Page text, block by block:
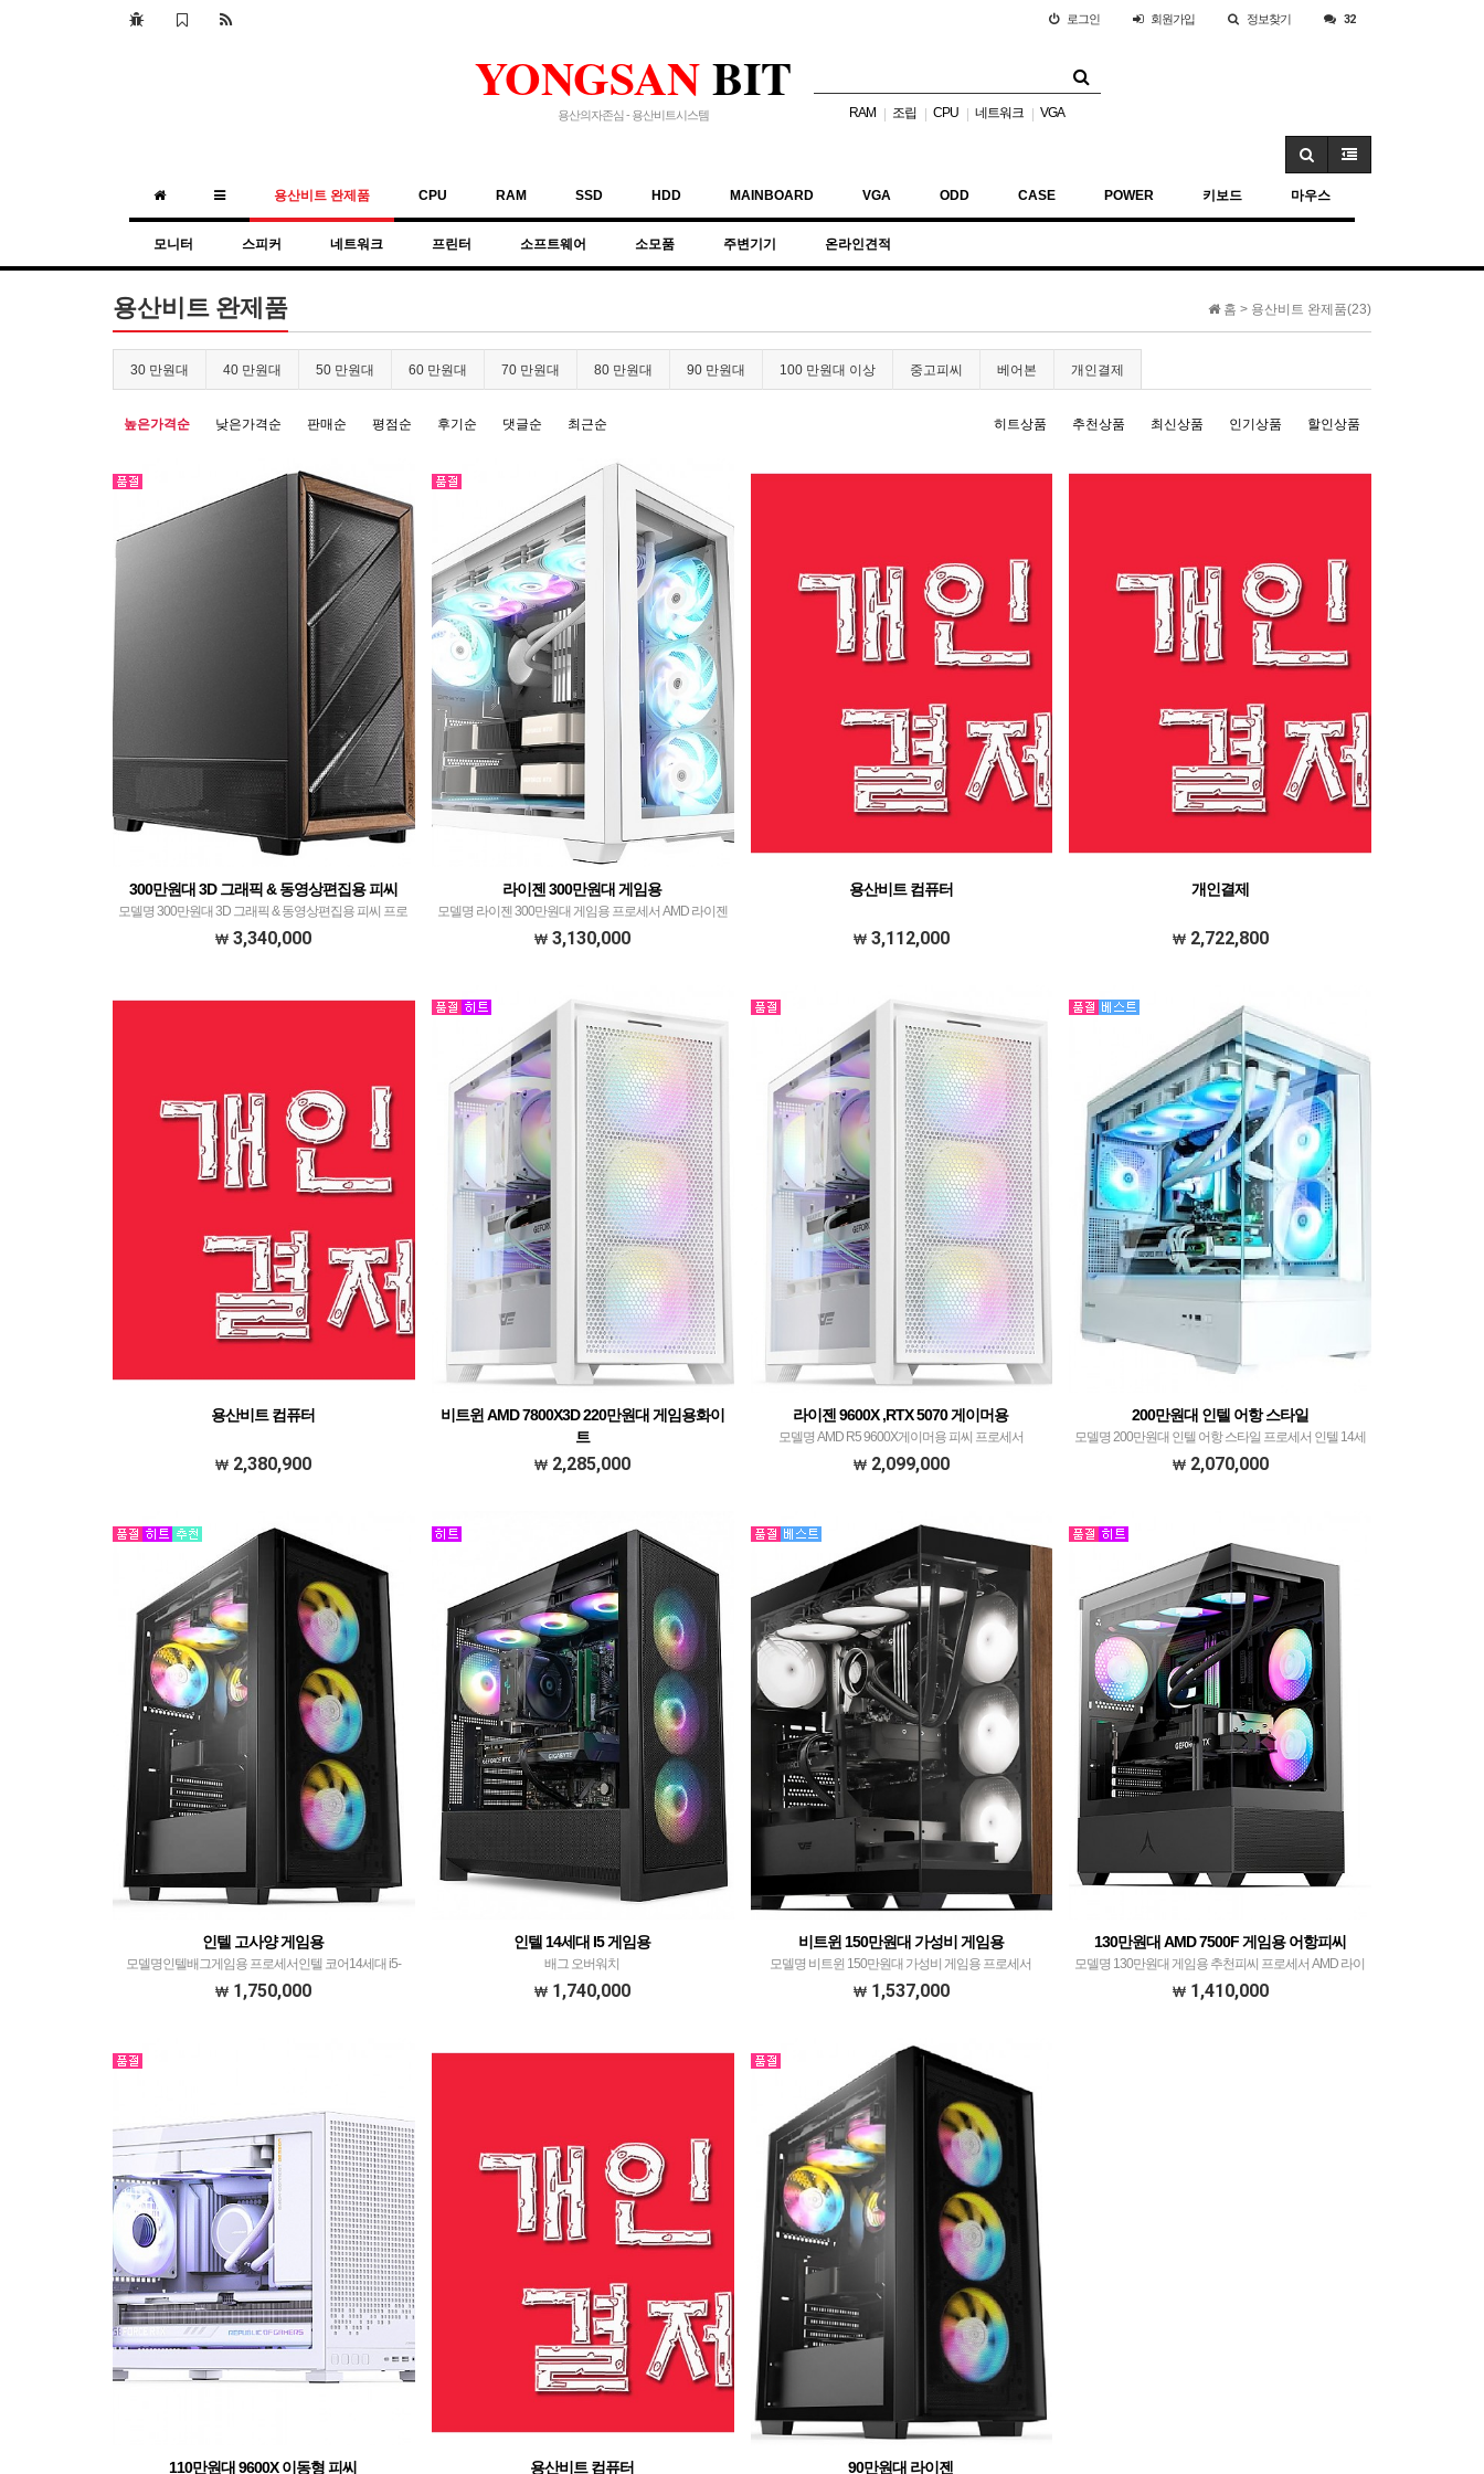
로그인 회원가입 정보찾기 32
YONGSANBIT
용산의자존심 - 용산비트시스템 RAM | 조립 | CPU | 네트워크 | VGA
용산비트 완제품 CPU RAM SSD HDD MAINBOARD VGA ODD CASE POWER 키보드 마우스
모니터 스피커 네트워크 프린터 소프트웨어 소모품 주변기기 온라인견적
홈 > 용산비트 완제품(23)
용산비트 완제품
30 만원대 40 만원대 50 만원대 60 만원대 70 만원대 80 만원대 90 만원대 100 만원대 이상 중고피씨 베어본 개인결제
높은가격순 낮은가격순 판매순 평점순 후기순 댓글순 최근순 히트상품 추천상품 최신상품 인기상품 할인상품
300만원대 3D 그래픽 & 동영상편집용 피씨
모델명 300만원대 3D 그래픽 & 동영상편집용 피씨​ 프로
세서 인텔 코어14세대 정품 i7-14700K with 발키리
3,340,000
라이젠 300만원대 게임용
모델명 라이젠 300만원대 게임용 프로세서 AMD 라이젠
R7 7800X3D WITH 발키리 A360 ARGB H화이트​​ 메모리
3,130,000
용산비트 컴퓨터
3,112,000
개인결제
2,722,800
용산비트 컴퓨터
2,380,900
비트윈 AMD 7800X3D 220만원대 게임용화이
트
모델명 비트윈 AMD 7800X3D 250만원대 게임용 프로세
DDR5 32GB PC5-4…
2,285,000
라이젠 9600X ,RTX 5070 게이머용
모델명 AMD R5 9600X게이머용 피씨 프로세서
AMD(ZEN5) 라이젠 R5 9600X​ withJIUSHARK JF500
2,099,000
200만원대 인텔 어항 스타일
모델명 200만원대 인텔 어항 스타일 프로세서 인텔 14세
대 i5-14600KF​ with이엠텍 레드빗 ICEFULL 360 ARGB​ 메
2,070,000
인텔 고사양 게임용
모델명인텔배그게임용 프로세서인텔 코어14세대 i5-
14400F​withDEEPCOOL AG400 G2​ CPU공랭쿨러​​ 메모
1,750,000
인텔 14세대 I5 게임용
배그 오버워치
1,740,000
비트윈 150만원대 가성비 게임용
모델명 비트윈 150만원대 가성비 게임용 프로세서
AMD(ZEN4) 라이젠 R5 7500F WITH JIUSHARK JF500
1,537,000
130만원대 AMD 7500F 게임용 어항피씨
모델명 130만원대 게임용 추천피씨 프로세서 AMD 라이
젠 정품 R5 7500F/JIUSHARK JF500 Ruby CPU공랭쿨러
1,410,000
110만원대 9600X 이동형 피씨 용산비트 컴퓨터 90만원대 라이젠